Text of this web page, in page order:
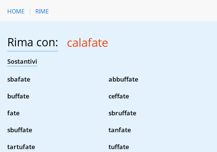
HOME RIME
Rima con: calafate
Sostantivi
sbafate
abbuffate
buffate
ceffate
fate
sbruffate
sbuffate
tanfate
tartufate
tuffate